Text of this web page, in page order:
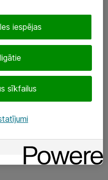
sīkfailus
iespējas